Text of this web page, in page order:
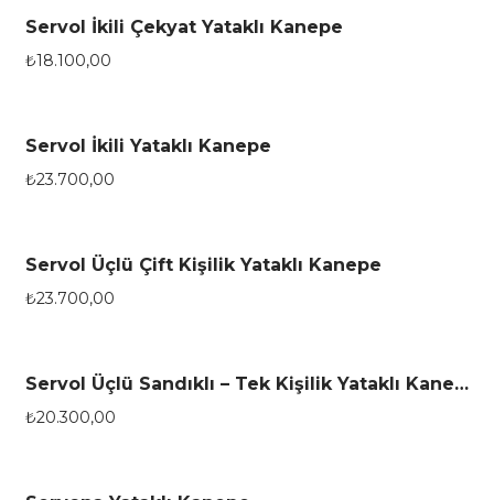
Servol İkili Çekyat Yataklı Kanepe
₺18.100,00
Servol İkili Yataklı Kanepe
₺23.700,00
Servol Üçlü Çift Kişilik Yataklı Kanepe
₺23.700,00
Servol Üçlü Sandıklı – Tek Kişilik Yataklı Kanepe
₺20.300,00